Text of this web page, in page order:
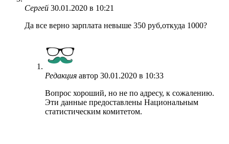
Сергей 30.01.2020 в 10:21
Да все верно зарплата невыше 350 руб,откуда 1000?
Редакция автор 30.01.2020 в 10:33
Вопрос хороший, но не по адресу, к сожалению.
Эти данные предоставлены Национальным
статистическим комитетом.